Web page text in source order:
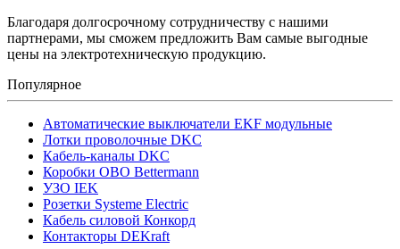
Благодаря долгосрочному сотрудничеству с нашими
партнерами, мы сможем предложить Вам самые выгодные
цены на электротехническую продукцию.
Популярное
Автоматические выключатели EKF модульные
Лотки проволочные DKC
Кабель-каналы DKC
Коробки OBO Bettermann
УЗО IEK
Розетки Systeme Electric
Кабель силовой Конкорд
Контакторы DEKraft